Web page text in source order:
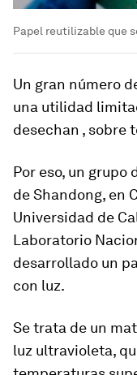
Papel reutilizable que
Un gran número
una utilidad
desechan , sobre
Por eso, un
de Shandong, en
Universidad de
Laboratorio
desarrollado un
con luz.
Se trata de un
luz ultravioleta,